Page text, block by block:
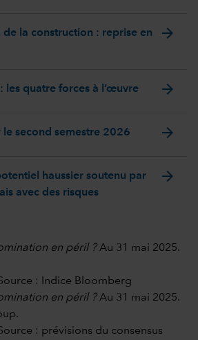
de la construction : reprise en
arrow_forward
les quatre forces à l’œuvre arrow_forward
le second semestre 2026 arrow_forward
haussier soutenu par
avec des risques
arrow_forward
en péril ?Au 31 mai 2025.
: Indice Bloomberg
en péril ?Au 31 mai 2025.
: prévisions du consensus